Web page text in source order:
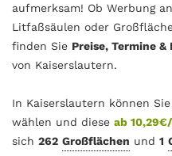
aufmerksam! Ob Werbung
Litfaßsäulen oder
finden Sie Preise, Termine &
von Kaiserslautern.
In Kaiserslautern können
wählen und diese ab
sich 262 Großflächen und 1